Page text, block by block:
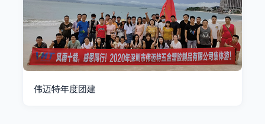
伟迈特年度团建